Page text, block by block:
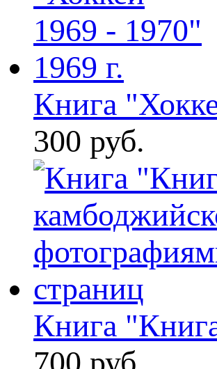
Книга
300 руб.
Книга